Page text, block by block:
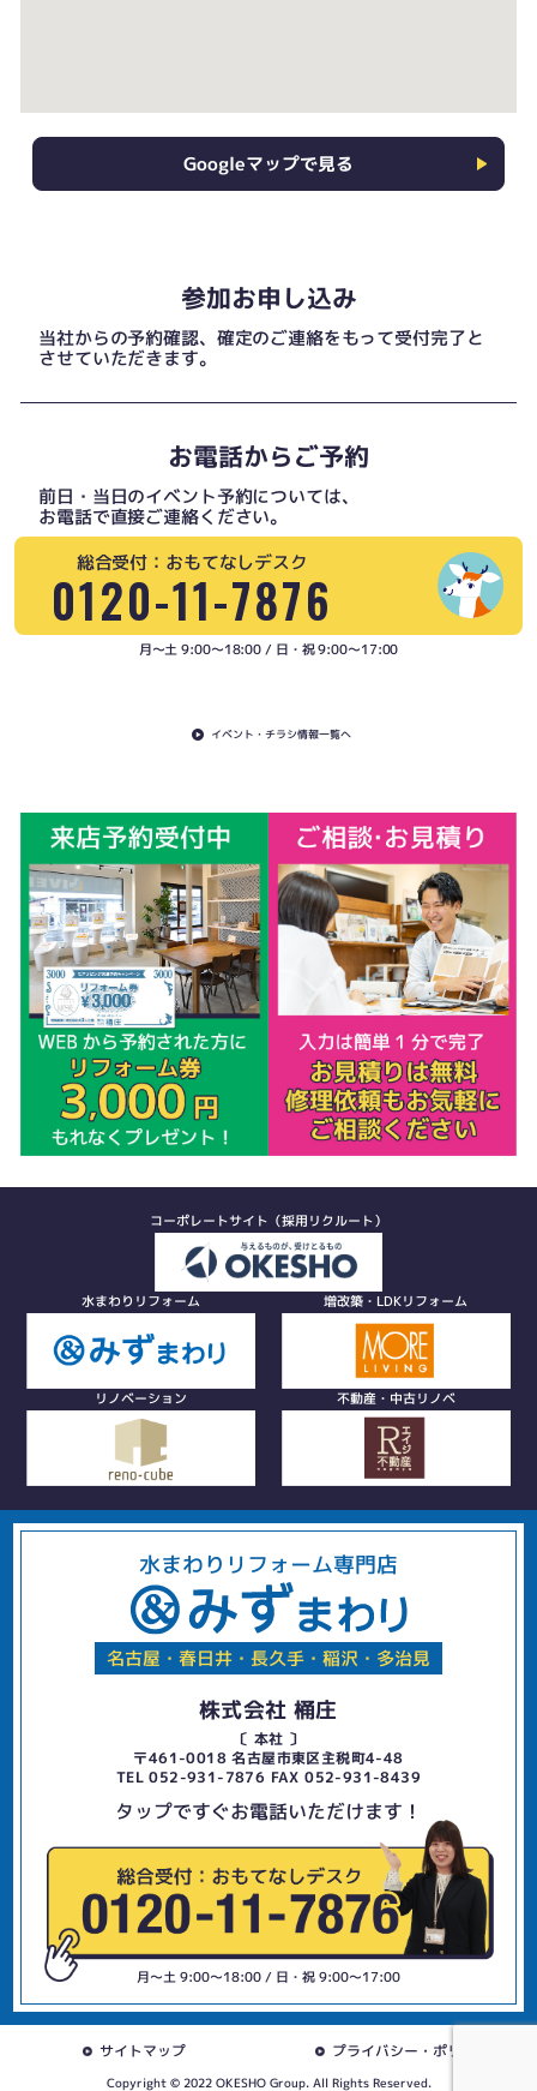
Googleマップで見る
参加お申し込み
当社からの予約確認、確定のご連絡をもって受付完了と
させていただきます。
お電話からご予約
前日・当日のイベント予約については、
お電話で直接ご連絡ください。
総合受付：おもてなしデスク
0120-11-7876
月〜土 9:00〜18:00 / 日・祝 9:00〜17:00
イベント・チラシ情報一覧へ
コーポレートサイト（採用リクルート）
水まわりリフォーム 増改築・LDKリフォーム
リノベーション 不動産・中古リノベ
水まわりリフォーム専門店
名古屋・春日井・長久手・稲沢・多治見
株式会社 桶庄
〔 本社 〕
〒461-0018 名古屋市東区主税町4-48
TEL 052-931-7876 FAX 052-931-8439
タップですぐお電話いただけます！
月〜土 9:00〜18:00 / 日・祝 9:00〜17:00
サイトマップ プライバシー・ポリシー
Copyright © 2022 OKESHO Group. All Rights Reserved.